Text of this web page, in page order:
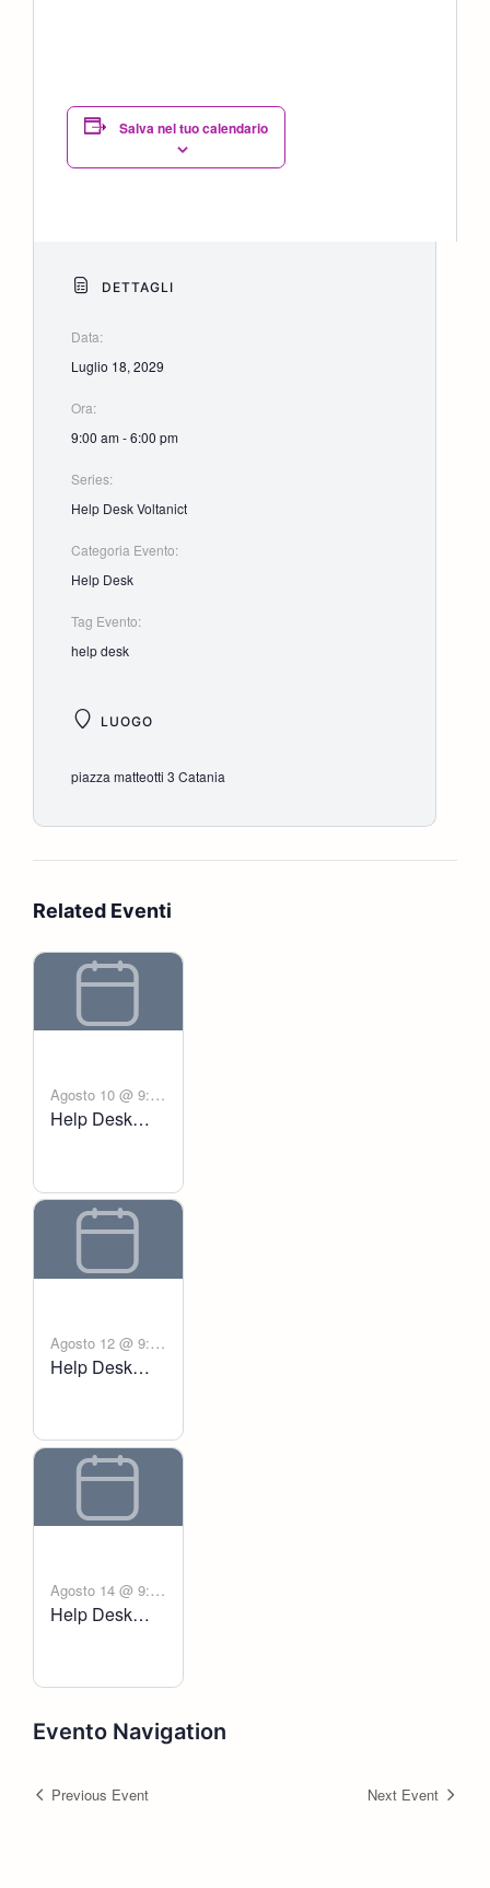
Salva nel tuo calendario
DETTAGLI
Data:
Luglio 18, 2029
Ora:
9:00 am - 6:00 pm
Series:
Help Desk Voltanict
Categoria Evento:
Help Desk
Tag Evento:
help desk
LUOGO
piazza matteotti 3 Catania
Related Eventi
Agosto 10 @ 9:00
am - 6:00 pm
Help Desk
Agosto 12 @ 9:00
am - 6:00 pm
Help Desk
Agosto 14 @ 9:00
am - 6:00 pm
Help Desk
Evento Navigation
Previous Event Next Event